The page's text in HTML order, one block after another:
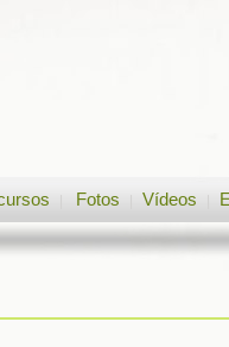
Fotos Vídeos